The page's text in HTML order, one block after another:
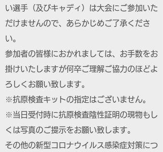
い選手（及びキャディ）は大会にご参加いた
だけませんので、あらかじめご了承くださ
い。
参加者の皆様におかれましては、お手数をお
掛けいたしますが何卒ご理解ご協力のほどよ
ろしくお願い致します。
※抗原検査キットの指定はございません。
※当日受付時に抗原検査陰性証明の現物もし
くは写真のご提示をお願い致します。
その他の新型コロナウイルス感染症対策につ